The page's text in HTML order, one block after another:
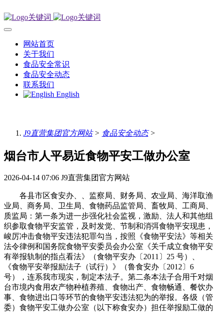
网站首页
关于我们
食品安全常识
食品安全动态
联系我们
English
J9直营集团官方网站> 食品安全动态>
烟台市人平易近食物平安工做办公室
2026-04-14 07:06 J9直营集团官方网站
各县市区食安办、、监察局、财务局、农业局、海洋取渔
业局、商务局、卫生局、食物药品监管局、畜牧局、工商局、
质监局：第一条为进一步强化社会监视，激励、法人和其他组
织参取食物平安监管，及时发觉、节制和消弭食物平安现患，
峻厉冲击食物平安违法犯罪勾当，按照《食物平安法》等相关
法令律例和国务院食物平安委员会办公室《关千成立食物平安
有举报轨制的指点看法》（食物平安办〔2011〕25 号）、
《食物平安举报励法子（试行）》（鲁食安办〔2012〕6
号），连系我市现实，制定本法子。第二条本法子合用千对烟
台市境内食用农产物种植养殖、食物出产、食物畅通、餐饮办
事、食物进出口等环节的食物平安违法犯为的举报。各级（管
委）食物平安工做办公室（以下称食安办）担任举报励工做的